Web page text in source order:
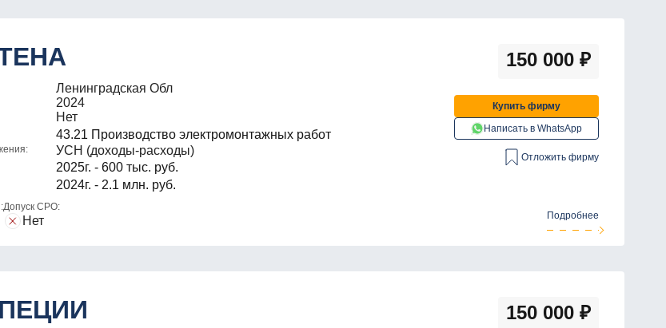
150 000 ₽
Ленинградская Обл
2024
Нет
43.21 Производство электромонтажных работ
УСН (доходы-расходы)
2025г. - 600 тыс. руб.
2024г. - 2.1 млн. руб.
Допуск СРО:
Нет
Купить фирму
Написать в WhatsApp
Отложить фирму
Подробнее
150 000 ₽